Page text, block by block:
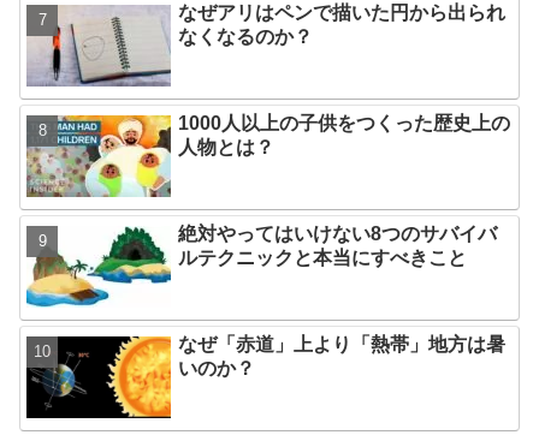
なぜアリはペンで描いた円から出られ
なくなるのか？
1000人以上の子供をつくった歴史上の
人物とは？
絶対やってはいけない8つのサバイバ
ルテクニックと本当にすべきこと
なぜ「赤道」上より「熱帯」地方は暑
いのか？